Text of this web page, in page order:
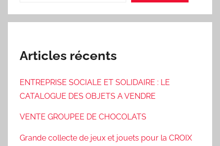
Articles récents
ENTREPRISE SOCIALE ET SOLIDAIRE : LE
CATALOGUE DES OBJETS A VENDRE
VENTE GROUPEE DE CHOCOLATS
Grande collecte de jeux et jouets pour la CROIX